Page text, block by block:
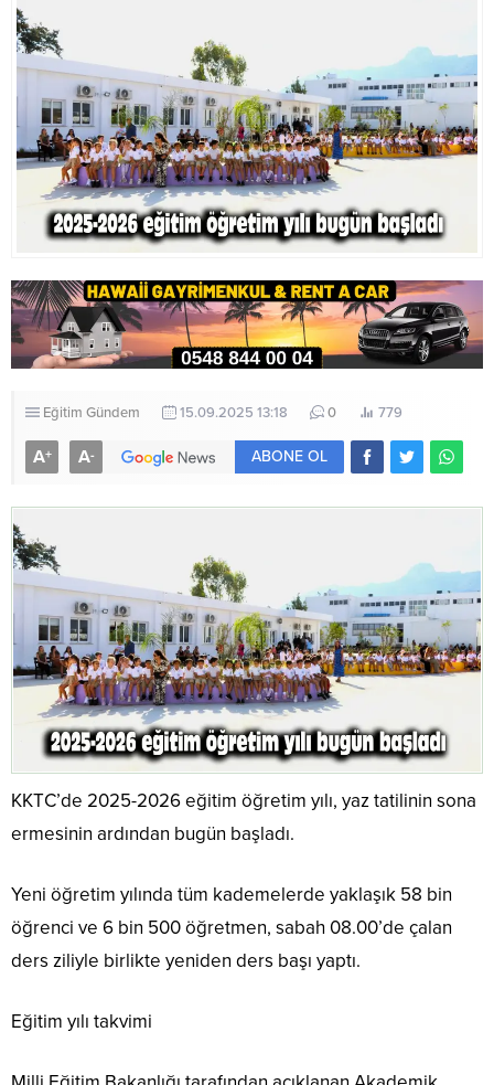
konusunda polisin suçlanmasının
“tamamen önyargıya dayanan bir
yanlış” olduğunu...
Eğitim Gündem 15.09.2025 13:18 0 779
A+ A- ABONE OL
KKTC’de 2025-2026 eğitim öğretim yılı, yaz tatilinin sona
ermesinin ardından bugün başladı.
Yeni öğretim yılında tüm kademelerde yaklaşık 58 bin
öğrenci ve 6 bin 500 öğretmen, sabah 08.00’de çalan
ders ziliyle birlikte yeniden ders başı yaptı.
Eğitim yılı takvimi